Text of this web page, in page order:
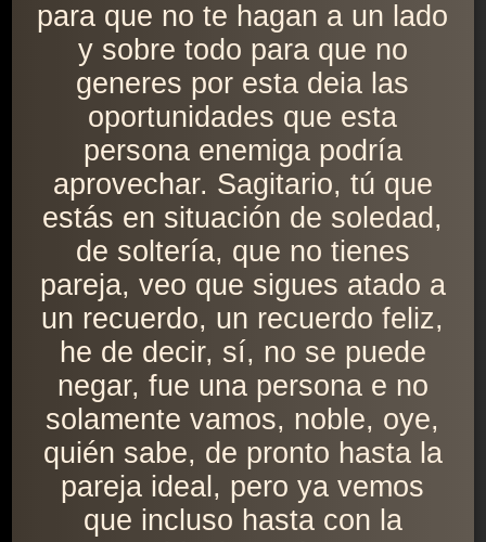
para que no te hagan a un lado
y sobre todo para que no
generes por esta deia las
oportunidades que esta
persona enemiga podría
aprovechar. Sagitario, tú que
estás en situación de soledad,
de soltería, que no tienes
pareja, veo que sigues atado a
un recuerdo, un recuerdo feliz,
he de decir, sí, no se puede
negar, fue una persona e no
solamente vamos, noble, oye,
quién sabe, de pronto hasta la
pareja ideal, pero ya vemos
que incluso hasta con la